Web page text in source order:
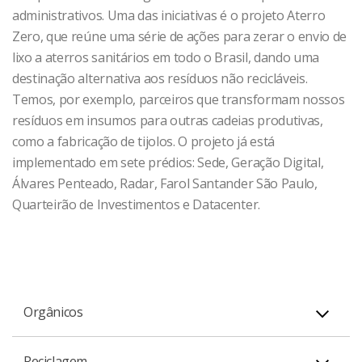
Radar e Geração Digital.
Adoção de sistema de climatização que dispensa o
consumo de água para resfriamento do Data
Center.
Confira os indicadores de consumo de água em nosso
Relatório Anual Integrado, naCentral de Resultados.
Confira nossos indicadores de consumo de energia em
nosso Relatório Anual Integrado, na
Central de Resultados
sustentável.
Evitamos impressões de uso interno e, quando são
necessárias, adotamos, como padrão, a impressão
frente e verso com autenticação por crachá.
Confira os indicadores de consumo de papel em nosso
Relatório Anual Integrado, naCentral de Resultados
Confira os indicadores de consumo de combustíveis em
nosso Relatório Anual Integrado, na
Central de Resultados.
plástico reciclado, o que reduziu em 85% o uso de
plástico comum na nossa operação.
administrativos. Uma das iniciativas é o projeto Aterro
Zero, que reúne uma série de ações para zerar o envio de
lixo a aterros sanitários em todo o Brasil, dando uma
destinação alternativa aos resíduos não recicláveis.
Temos, por exemplo, parceiros que transformam nossos
resíduos em insumos para outras cadeias produtivas,
como a fabricação de tijolos. O projeto já está
implementado em sete prédios: Sede, Geração Digital,
Álvares Penteado, Radar, Farol Santander São Paulo,
Quarteirão de Investimentos e Datacenter.
Orgânicos